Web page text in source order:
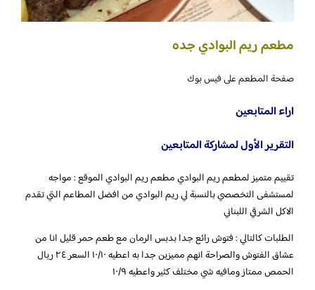
مطعم ريم البوادي جده
صفحة المطعم على فيس بوك
اراء المتابعين
التقرير الأول لمشاركة المتابعين
تقييم متميز لمطعم ريم البوادي مطعم ريم البوادي الموقع : مواجه
لمستشفى التخصصي بالنسبة لي ريم البوادي من افضل المطاعم التي تقدم
الاكل الشرقي اللبناني
الطلبات كالتالي : فتوش رائع جدا بدبس الرمان مع طعم حمر قليل انا من
عشاق الفتوش والصراحة انهم مميزين جدا به اعطيه ١٠/١٠ السعر ٢٤ ريال
الحمص ممتاز ومافيه شي مختلف كثير واعطيه ١٠/٩